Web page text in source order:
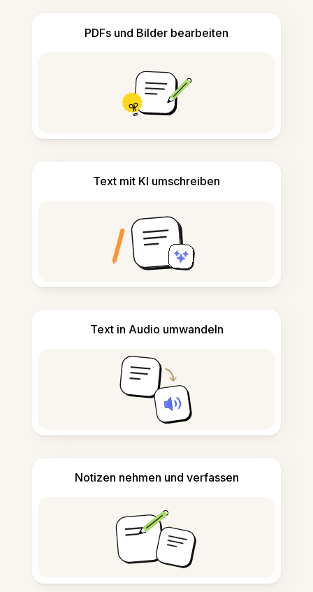
PDFs und Bilder bearbeiten
Text mit KI umschreiben
Text in Audio umwandeln
Notizen nehmen und verfassen